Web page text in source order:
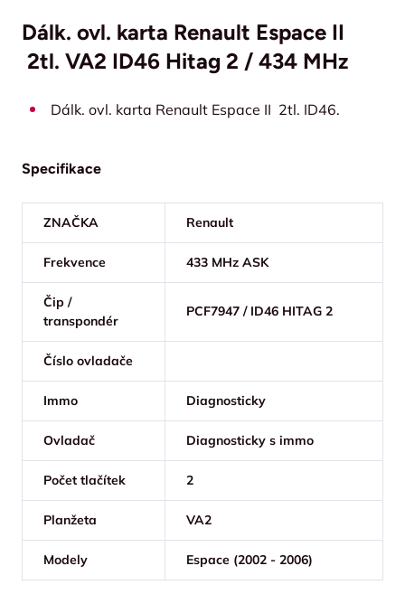
Dálk. ovl. karta Renault Espace II
2tl. VA2 ID46 Hitag 2 / 434 MHz
Dálk. ovl. karta Renault Espace II 2tl. ID46.
Specifikace
ZNAČKA Renault
Frekvence 433 MHz ASK
Čip /
transpondér
PCF7947 / ID46 HITAG 2
Číslo ovladače
Immo Diagnosticky
Ovladač Diagnosticky s immo
Počet tlačítek 2
Planžeta VA2
Modely Espace (2002 - 2006)